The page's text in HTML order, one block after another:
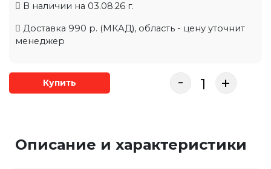
В наличии на 03.08.26 г.
Доставка 990 р. (МКАД), область - цену уточнит
менеджер
Купить - +
Описание и характеристики